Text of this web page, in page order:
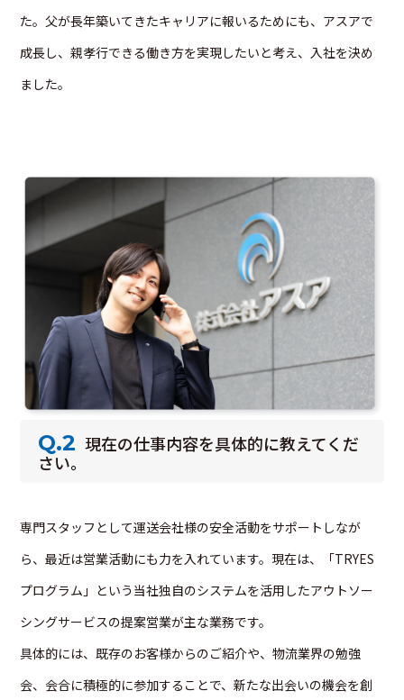
た。父が長年築いてきたキャリアに報いるためにも、アスアで
成長し、親孝行できる働き方を実現したいと考え、入社を決め
ました。
Q.2 現在の仕事内容を具体的に教えてくだ
さい。
専門スタッフとして運送会社様の安全活動をサポートしなが
ら、最近は営業活動にも力を入れています。現在は、「TRYES
プログラム」という当社独自のシステムを活用したアウトソー
シングサービスの提案営業が主な業務です。
具体的には、既存のお客様からのご紹介や、物流業界の勉強
会、会合に積極的に参加することで、新たな出会いの機会を創